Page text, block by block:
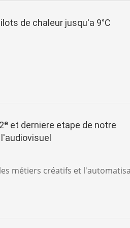
de chaleur jusqu'a 9°C
et derniere etape de notre
métiers créatifs et